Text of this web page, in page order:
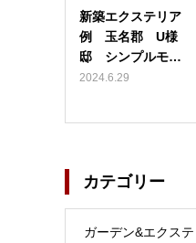
新築エクステリア
例 玉名郡 U様
邸 シンプルモ…
2024.6.29
カテゴリー
ガーデン&エクス